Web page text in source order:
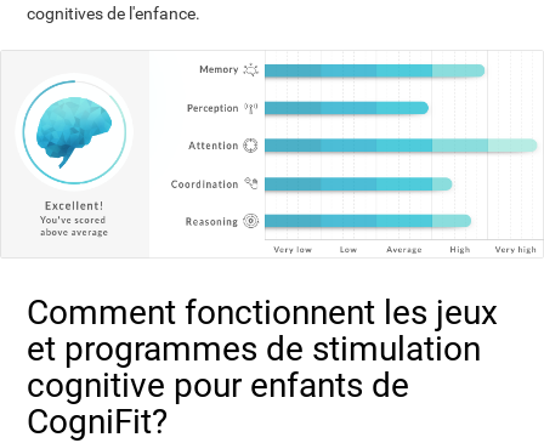
cognitives de l'enfance.
Comment fonctionnent les jeux
et programmes de stimulation
cognitive pour enfants de
CogniFit?